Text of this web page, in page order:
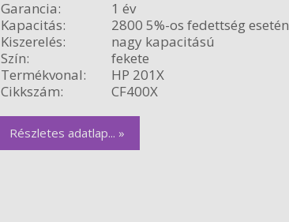
Garancia:
1 év
Kapacitás:
2800 5%-os fedettség esetén
Kiszerelés:
nagy kapacitású
Szín:
fekete
Termékvonal:
HP 201X
Cikkszám:
CF400X
Részletes adatlap... »